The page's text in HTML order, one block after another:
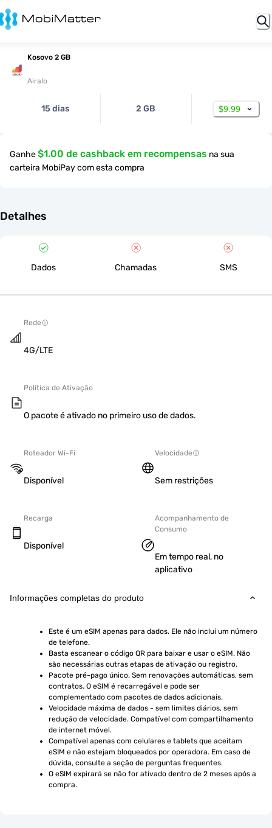
Kosovo 2 GB
Airalo
15 dias 2 GB $9.99
Ganhe$1.00 de cashback em recompensas na sua
carteira MobiPay com esta compra
Detalhes
Dados Chamadas SMS
Rede
4G/LTE
Política de Ativação
O pacote é ativado no primeiro uso de dados.
Roteador Wi-Fi
Disponível
Velocidade
Sem restrições
Recarga
Disponível
Acompanhamento de
Consumo
Em tempo real, no
aplicativo
Informações completas do produto
Este é um eSIM apenas para dados. Ele não inclui um número
de telefone.
Basta escanear o código QR para baixar e usar o eSIM. Não
são necessárias outras etapas de ativação ou registro.
Pacote pré-pago único. Sem renovações automáticas, sem
contratos. O eSIM é recarregável e pode ser
complementado com pacotes de dados adicionais.
Velocidade máxima de dados - sem limites diários, sem
redução de velocidade. Compatível com compartilhamento
de internet móvel.
Compatível apenas com celulares e tablets que aceitam
eSIM e não estejam bloqueados por operadora. Em caso de
dúvida, consulte a seção de perguntas frequentes.
O eSIM expirará se não for ativado dentro de 2 meses após a
compra.